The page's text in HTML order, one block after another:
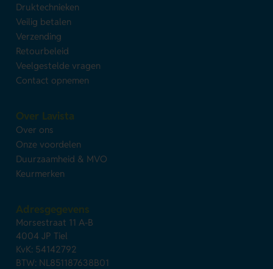
Druktechnieken
Veilig betalen
Verzending
Retourbeleid
Veelgestelde vragen
Contact opnemen
Over Lavista
Over ons
Onze voordelen
Duurzaamheid & MVO
Keurmerken
Adresgegevens
Morsestraat 11 A-B
4004 JP Tiel
KvK: 54142792
BTW: NL851187638B01